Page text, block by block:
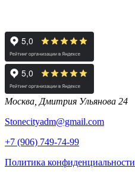
Москва, Дмитрия Ульянова 24
Stonecityadm@gmail.com
+7 (906) 749-74-99
Политика конфиденциальности